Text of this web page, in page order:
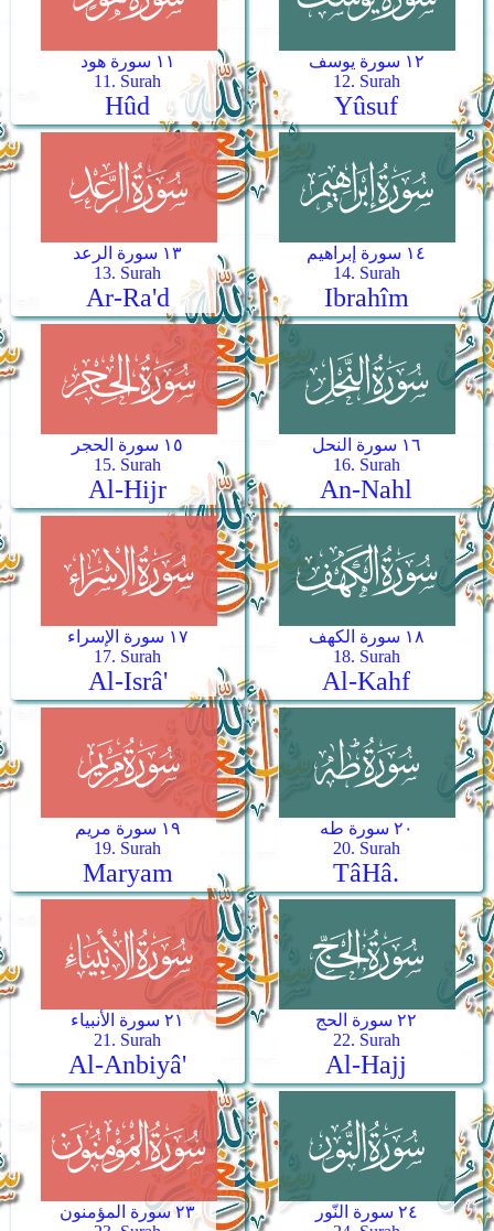
١١ سورة هود
11. Surah
Hûd
١٢ سورة يوسف
12. Surah
Yûsuf
١٣ سورة الرعد
13. Surah
Ar-Ra'd
١٤ سورة إبراهيم
14. Surah
Ibrahîm
١٥ سورة الحجر
15. Surah
Al-Hijr
١٦ سورة النحل
16. Surah
An-Nahl
١٧ سورة الإسراء
17. Surah
Al-Isrâ'
١٨ سورة الكهف
18. Surah
Al-Kahf
١٩ سورة مريم
19. Surah
Maryam
٢٠ سورة طه
20. Surah
Tâ­Hâ.
٢١ سورة الأنبياء
21. Surah
Al-Anbiyâ'
٢٢ سورة الحج
22. Surah
Al-Hajj
٢٣ سورة المؤمنون
٢٤ سورة النّور